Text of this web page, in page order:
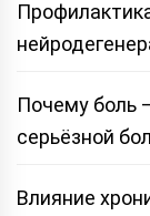
Почему боль
серьёзной
Влияние